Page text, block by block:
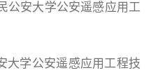
公安大学公安遥感应用工
大学公安遥感应用工程技